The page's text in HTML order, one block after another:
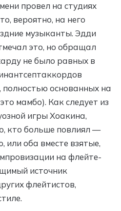
провел на студиях
вероятно, на него
музыканты. Эдди
это, но обращал
не было равных в
полностью основанных на
мамбо). Как следует из
игры Хоакина,
кто больше повлиял —
или оба вместе взятые,
на флейте-
источник
флейтистов,